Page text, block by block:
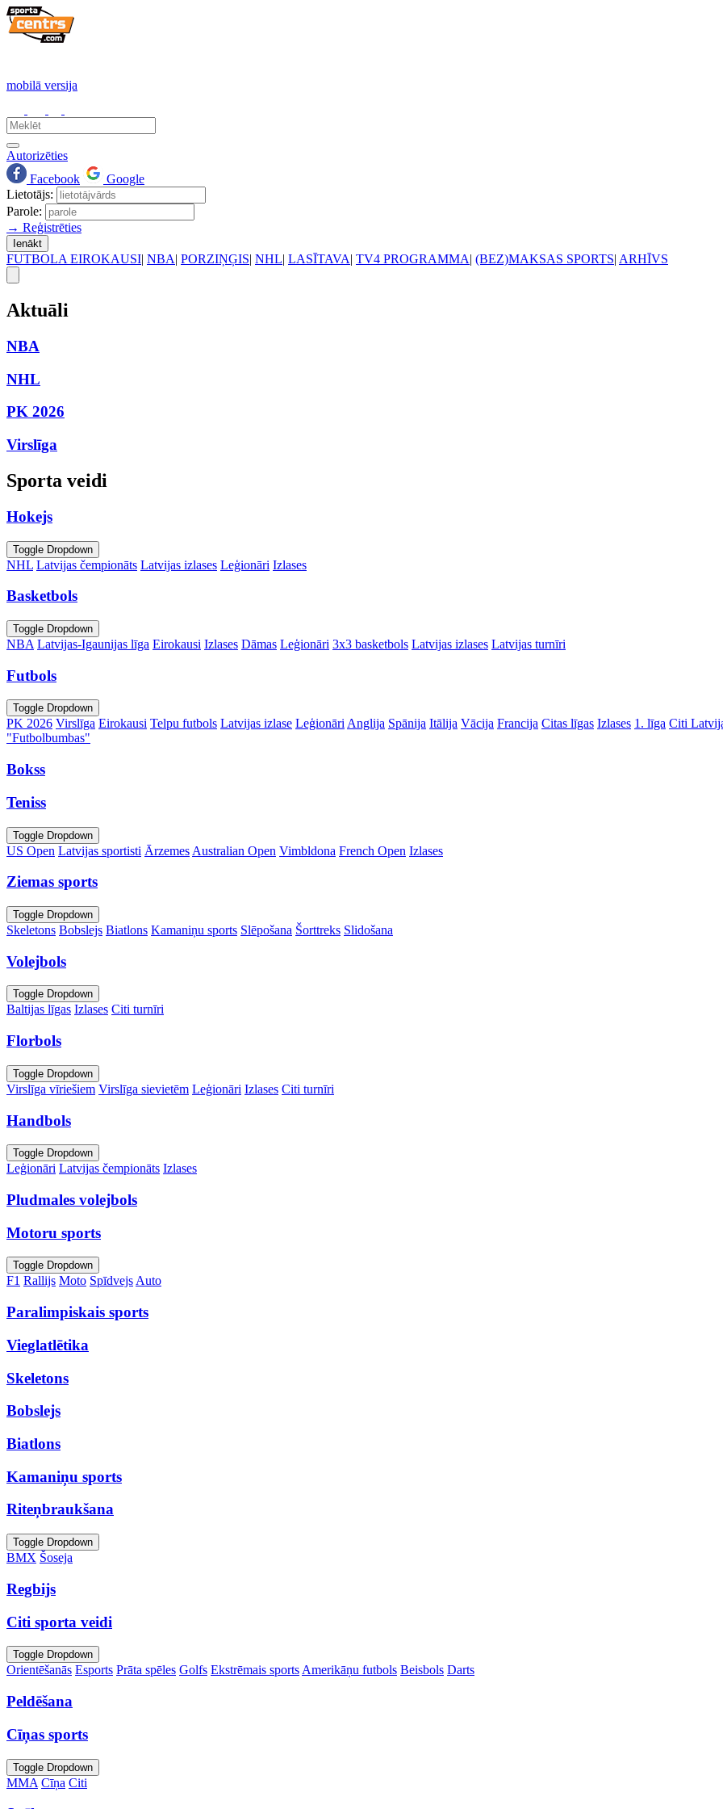
mobilā versija
Autorizēties
Facebook
Google
Lietotājs:
Parole:
→ Reģistrēties
Ienākt
FUTBOLA EIROKAUSI| NBA| PORZIŅĢIS| NHL| LASĪTAVA| TV4 PROGRAMMA| (BEZ)MAKSAS SPORTS| ARHĪVS
Aktuāli
NBA
NHL
PK 2026
Virslīga
Sporta veidi
Hokejs
Toggle Dropdown
NHL Latvijas čempionāts Latvijas izlases Leģionāri Izlases
Basketbols
Toggle Dropdown
NBA Latvijas-Igaunijas līga Eirokausi Izlases Dāmas Leģionāri 3x3 basketbols Latvijas izlases Latvijas turnīri
Futbols
Toggle Dropdown
PK 2026 Virslīga Eirokausi Telpu futbols Latvijas izlase Leģionāri Anglija Spānija Itālija Vācija Francija Citas līgas Izlases 1. līga Citi
"Futbolbumbas"
Bokss
Teniss
Toggle Dropdown
US Open Latvijas sportisti Ārzemes Australian Open Vimbldona French Open Izlases
Ziemas sports
Toggle Dropdown
Skeletons Bobslejs Biatlons Kamaniņu sports Slēpošana Šorttreks Slidošana
Volejbols
Toggle Dropdown
Baltijas līgas Izlases Citi turnīri
Florbols
Toggle Dropdown
Virslīga vīriešiem Virslīga sievietēm Leģionāri Izlases Citi turnīri
Handbols
Toggle Dropdown
Leģionāri Latvijas čempionāts Izlases
Pludmales volejbols
Motoru sports
Toggle Dropdown
F1 Rallijs Moto SpīdvejsAuto
Paralimpiskais sports
Vieglatlētika
Skeletons
Bobslejs
Biatlons
Kamaniņu sports
Riteņbraukšana
Toggle Dropdown
BMX Šoseja
Regbijs
Citi sporta veidi
Toggle Dropdown
Orientēšanās Esports Prāta spēles Golfs Ekstrēmais sports Amerikāņu futbols Beisbols Darts
Peldēšana
Cīņas sports
Toggle Dropdown
MMA Cīņa Citi